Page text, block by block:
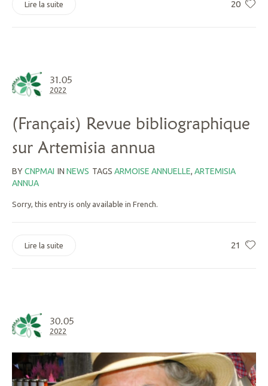
20
Lire la suite
31.05
2022
(Français) Revue bibliographique
sur Artemisia annua
BYCNPMAI IN NEWS TAGS ARMOISE ANNUELLE, ARTEMISIA
ANNUA
Sorry, this entry is only available in French.
21
Lire la suite
30.05
2022